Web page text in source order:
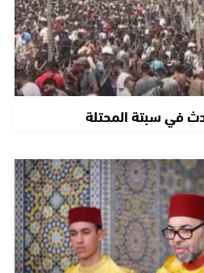
في سبتة المحتلة